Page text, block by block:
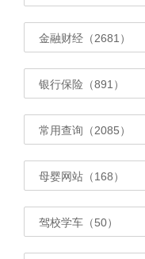
金融财经（2681）
银行保险（891）
常用查询（2085）
母婴网站（168）
驾校学车（50）